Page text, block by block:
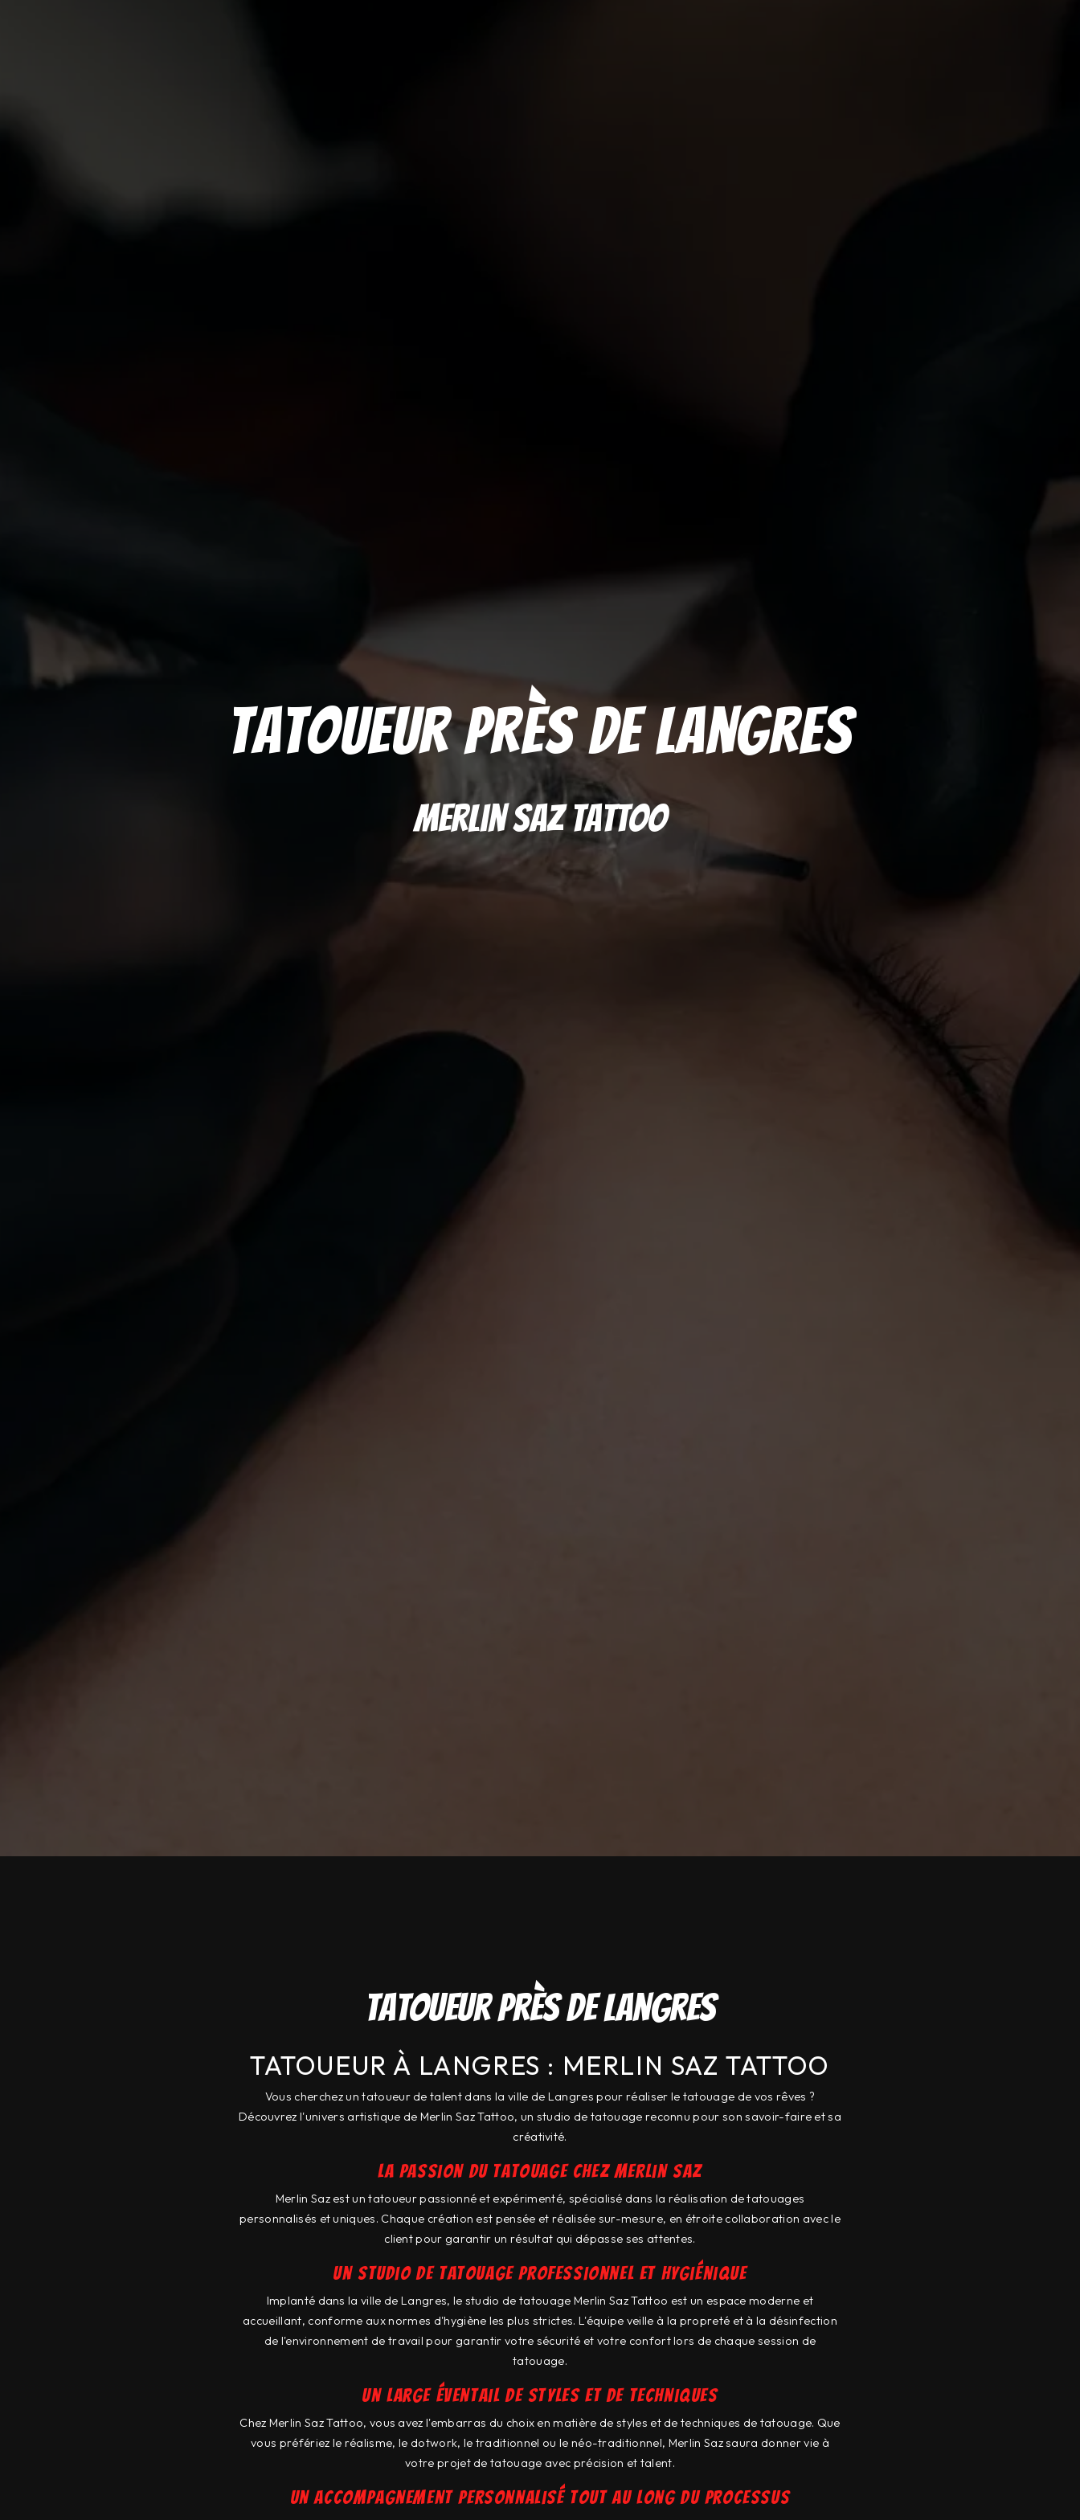
Tatoueur près de Langres
Merlin Saz Tattoo
Tatoueur près de Langres
TATOUEUR À LANGRES : MERLIN SAZ TATTOO
Vous cherchez un tatoueur de talent dans la ville de Langres pour réaliser le tatouage de vos rêves ?
Découvrez l'univers artistique de Merlin Saz Tattoo, un studio de tatouage reconnu pour son savoir-faire et sa
créativité.
La passion du tatouage chez Merlin Saz
Merlin Saz est un tatoueur passionné et expérimenté, spécialisé dans la réalisation de tatouages
personnalisés et uniques. Chaque création est pensée et réalisée sur-mesure, en étroite collaboration avec le
client pour garantir un résultat qui dépasse ses attentes.
Un studio de tatouage professionnel et hygiénique
Implanté dans la ville de Langres, le studio de tatouage Merlin Saz Tattoo est un espace moderne et
accueillant, conforme aux normes d'hygiène les plus strictes. L'équipe veille à la propreté et à la désinfection
de l'environnement de travail pour garantir votre sécurité et votre confort lors de chaque session de
tatouage.
Un large éventail de styles et de techniques
Chez Merlin Saz Tattoo, vous avez l'embarras du choix en matière de styles et de techniques de tatouage. Que
vous préfériez le réalisme, le dotwork, le traditionnel ou le néo-traditionnel, Merlin Saz saura donner vie à
votre projet de tatouage avec précision et talent.
Un accompagnement personnalisé tout au long du processus